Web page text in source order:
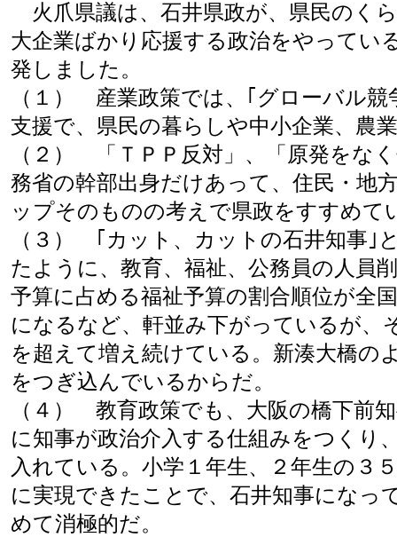
火爪県議は、石井県政が、県民のく
大企業ばかり応援する政治をやってい
発しました。
（１） 産業政策では、｢グローバル競
支援で、県民の暮らしや中小企業、農
（２） 「ＴＰＰ反対」、「原発をな
務省の幹部出身だけあって、住民・地
ップそのものの考えで県政をすすめて
（３） ｢カット、カットの石井知事｣
たように、教育、福祉、公務員の人員
予算に占める福祉予算の割合順位が全
になるなど、軒並み下がっているが、
を超えて増え続けている。新湊大橋の
をつぎ込んでいるからだ。
（４） 教育政策でも、大阪の橋下前
に知事が政治介入する仕組みをつくり
入れている。小学１年生、２年生の３
に実現できたことで、石井知事になっ
めて消極的だ。